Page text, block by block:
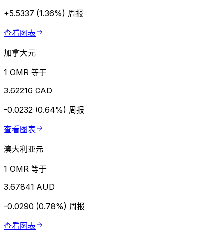
+5.5337 (1.36%) 周报
查看图表
加拿大元
1 OMR 等于
3.62216 CAD
-0.0232 (0.64%) 周报
查看图表
澳大利亚元
1 OMR 等于
3.67841 AUD
-0.0290 (0.78%) 周报
查看图表